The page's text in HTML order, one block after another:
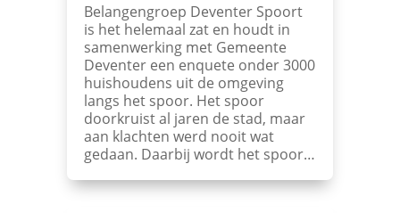
Belangengroep Deventer Spoort
is het helemaal zat en houdt in
samenwerking met Gemeente
Deventer een enquete onder 3000
huishoudens uit de omgeving
langs het spoor. Het spoor
doorkruist al jaren de stad, maar
aan klachten werd nooit wat
gedaan. Daarbij wordt het spoor…